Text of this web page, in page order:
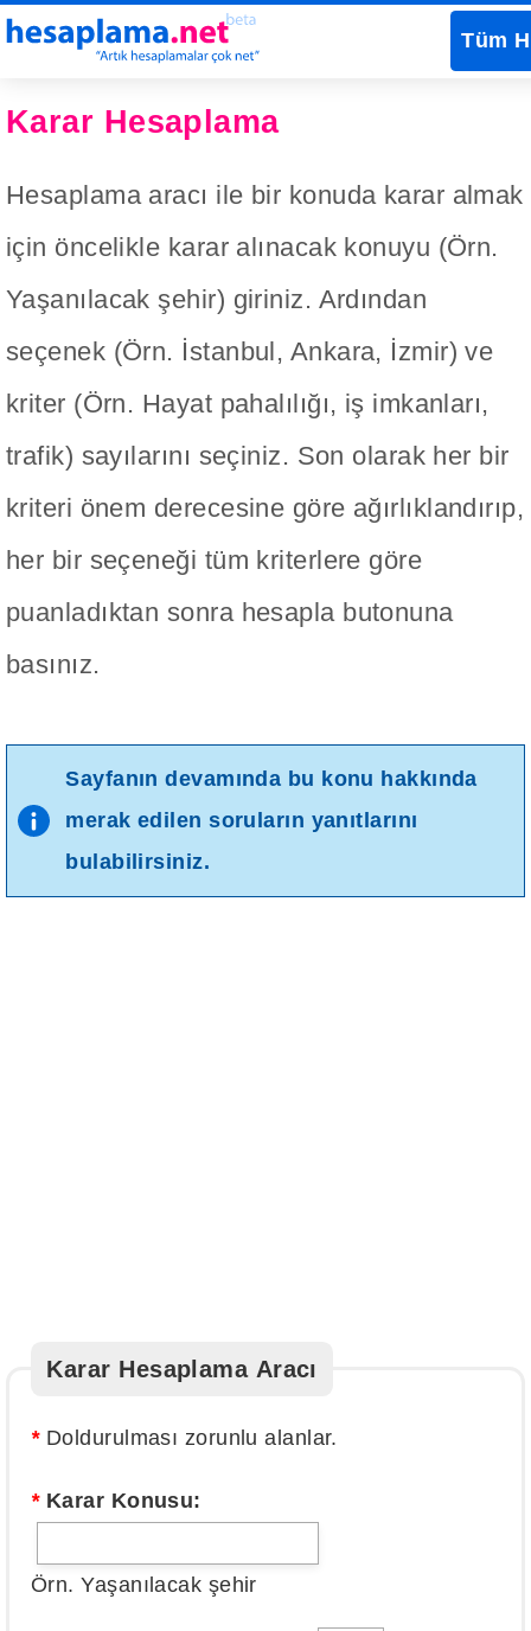
Karar Hesaplama
Hesaplama aracı ile bir konuda karar almak
için öncelikle karar alınacak konuyu (Örn.
Yaşanılacak şehir) giriniz. Ardından
seçenek (Örn. İstanbul, Ankara, İzmir) ve
kriter (Örn. Hayat pahalılığı, iş imkanları,
trafik) sayılarını seçiniz. Son olarak her bir
kriteri önem derecesine göre ağırlıklandırıp,
her bir seçeneği tüm kriterlere göre
puanladıktan sonra hesapla butonuna
basınız.
Sayfanın devamında bu konu hakkında
merak edilen soruların yanıtlarını
bulabilirsiniz.
Karar Hesaplama Aracı
*Doldurulması zorunlu alanlar.
*Karar Konusu:
Örn. Yaşanılacak şehir
Tüm